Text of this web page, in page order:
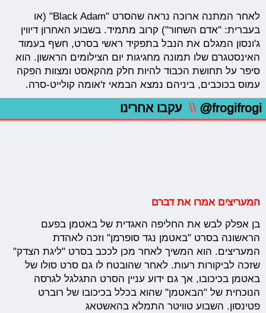
לאחר המתנה ארוכה נראה שהסרט "Black Adam" (או
בעברית: "אדם השחור") קרוב מתמיד. בשבוע האחרון דיווין
ג'ונסון המגלם את הנבל בתפקיד ראשי בסרט, חשף בעמוד
האינסטגרם שלו תמונה מחגיגות יום הצילומים הראשון. הוא
סיפר על תחושת הכבוד להיות חלק מהקאסט ומצוות הפקה
עמוס בכוכבים, ביניהם נמצא הבמאי ז'אומה קולייט-סרה.
@frogifrogi
\\ עקבו אחרינו
המעריצים אמרו את דברם
בן אפלק לבש את החליפה האגדית של באטמן בפעם
הראשונה בסרט "באטמן נגד סופרמן" וזכה לאהדת
המעריצים. הוא המשיך לאחר מכן לככב בסרט "ליגת הצדק"
שזכה לביקורות רעות. לאחר שהובטח לו גם סרט סולו של
באטמן בכיכובו, אך גם ידוע עניין הסרט התגלגל לגרסה
הנוכחית של "הבאטמן" שהוא בכלל בכיכובו של רוברט
פטינסון. השבוע טוויטר התמלא בהאשטאג